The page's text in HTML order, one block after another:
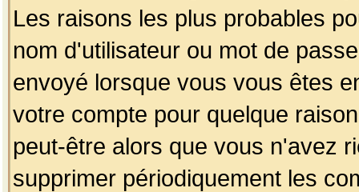
Les raisons les plus probables
nom d'utilisateur ou mot de
envoyé lorsque vous vous êtes
votre compte pour quelque
peut-être alors que vous n'avez
supprimer périodiquement les